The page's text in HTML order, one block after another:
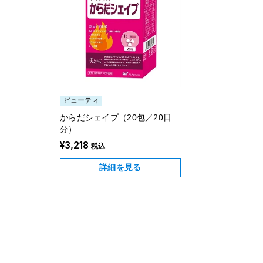
ビューティ
からだシェイプ（20包／20日
分）
¥3,218 税込
詳細を見る